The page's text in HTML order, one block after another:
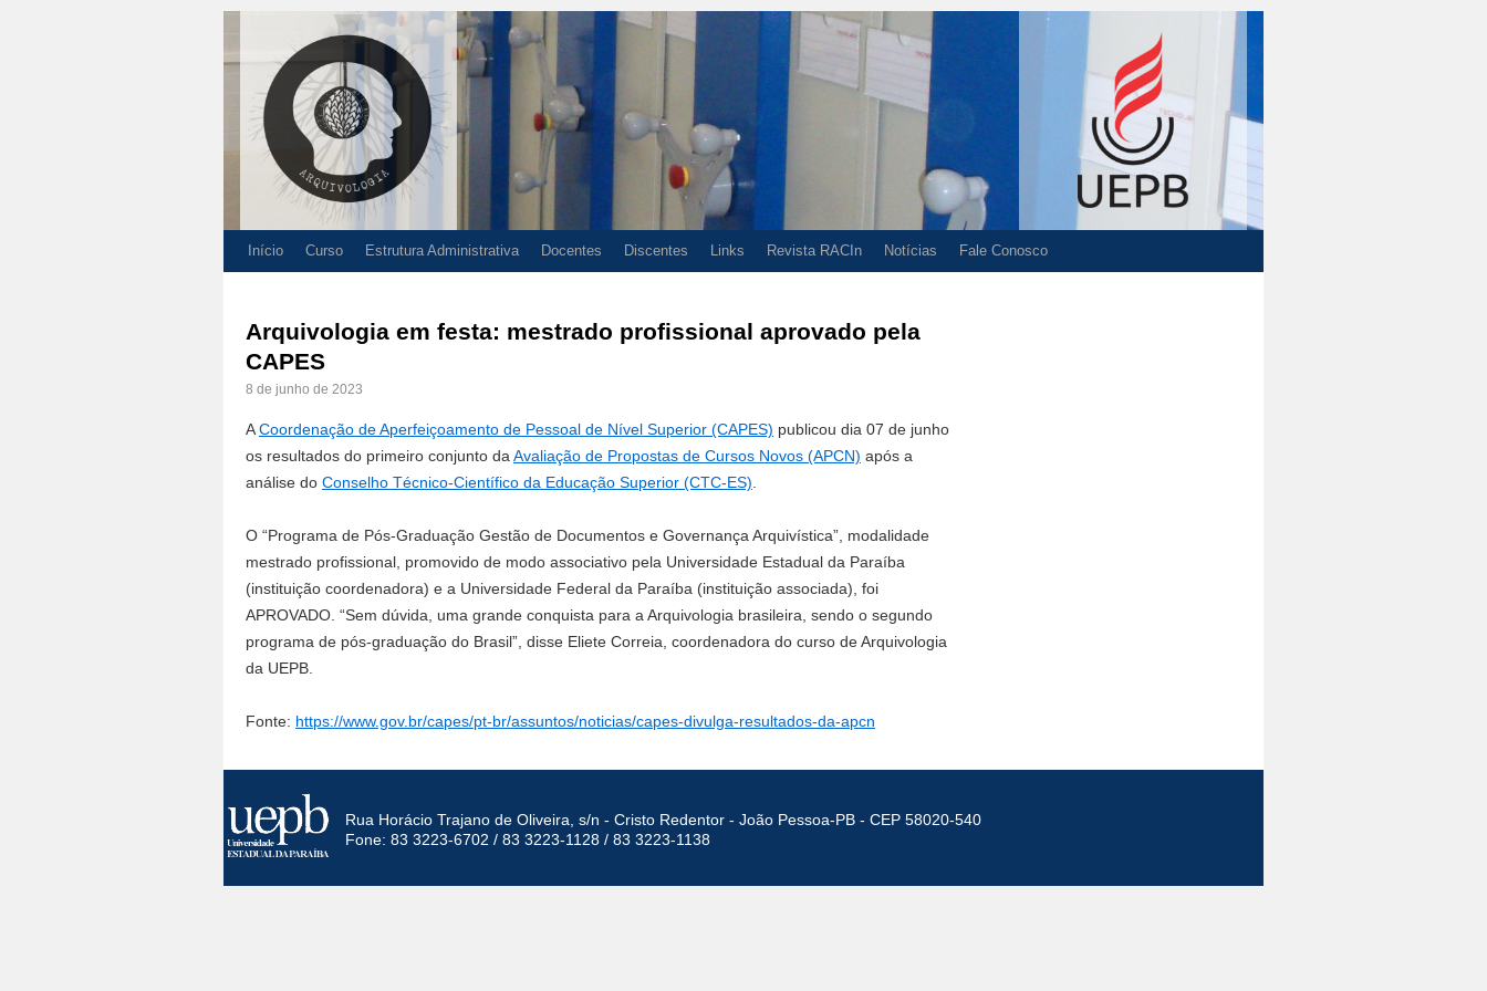
Início Curso Estrutura Administrativa Docentes Discentes Links Revista RACIn Notícias Fale Conosco
Arquivologia em festa: mestrado profissional aprovado pela
CAPES
8 de junho de 2023
ACoordenação de Aperfeiçoamento de Pessoal de Nível Superior (CAPES) publicou dia 07 de junho
os resultados do primeiro conjunto da Avaliação de Propostas de Cursos Novos (APCN) após a
análise do Conselho Técnico-Científico da Educação Superior (CTC-ES)
O “Programa de Pós-Graduação Gestão de Documentos e Governança Arquivística”, modalidade
mestrado profissional, promovido de modo associativo pela Universidade Estadual da Paraíba
(instituição coordenadora) e a Universidade Federal da Paraíba (instituição associada), foi
APROVADO. “Sem dúvida, uma grande conquista para a Arquivologia brasileira, sendo o segundo
programa de pós-graduação do Brasil”, disse Eliete Correia, coordenadora do curso de Arquivologia
da UEPB.
Fonte: https://www.gov.br/capes/pt-br/assuntos/noticias/capes-divulga-resultados-da-apcn
Rua Horácio Trajano de Oliveira, s/n - Cristo Redentor - João Pessoa-PB - CEP 58020-540
Fone: 83 3223-6702 / 83 3223-1128 / 83 3223-1138